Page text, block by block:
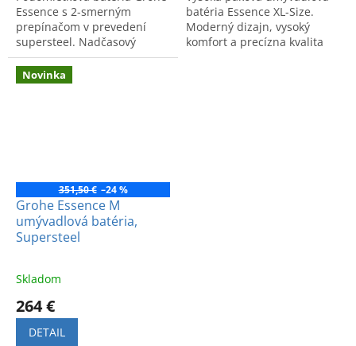
Essence s 2-smerným
prepínačom v prevedení
supersteel. Nadčasový
dizajn a prvotriedna
nemecká kvalita pre vašu
kúpeľňu.
batéria Essence XL-Size.
Moderný dizajn, vysoký
komfort a precízna kvalita
Novinka
351,50 € –24 %
Grohe Essence M
umývadlová batéria,
Supersteel
Skladom
264 €
DETAIL